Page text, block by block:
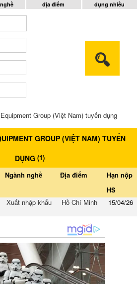
địa điểm
dụng nhiều
Group (Việt Nam) tuyển dụng
GROUP (VIỆT NAM) TUYỂN
DỤNG (1)
Ngành nghề Địa điểm
Hạn nộp
HS
Xuất nhập khẩu Hồ Chí Minh 15/04/26